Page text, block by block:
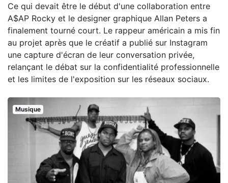
Ce qui devait être le début d'une collaboration entre
A$AP Rocky et le designer graphique Allan Peters a
finalement tourné court. Le rappeur américain a mis fin
au projet après que le créatif a publié sur Instagram
une capture d'écran de leur conversation privée,
relançant le débat sur la confidentialité professionnelle
et les limites de l'exposition sur les réseaux sociaux.
Musique